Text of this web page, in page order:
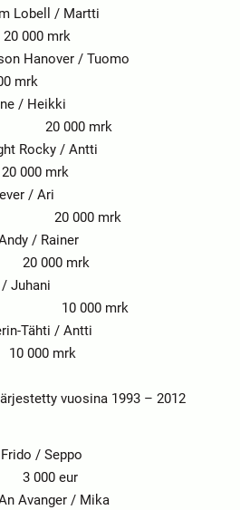
/ Martti
mrk
/ Tuomo
mrk
Heikki
mrk
/ Antti
mrk
/ Ari
mrk
/ Rainer
mrk
000 mrk
/ Antti
mrk
vuosina 1993 – 2012
/ Seppo
eur
/ Mika